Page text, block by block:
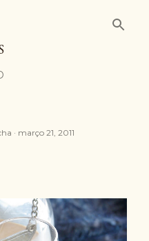
março 21, 2011